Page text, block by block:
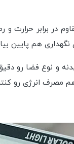
از راه دور، بدنه
هم پایین
و نوع فضا رو
انرژی رو